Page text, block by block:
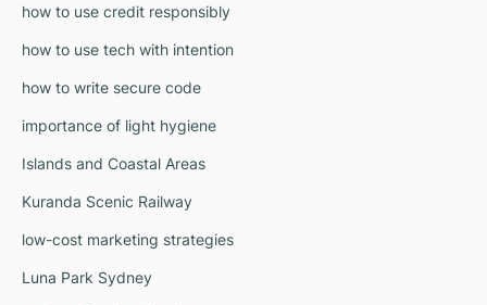
how to use credit responsibly
how to use tech with intention
how to write secure code
importance of light hygiene
Islands and Coastal Areas
Kuranda Scenic Railway
low-cost marketing strategies
Luna Park Sydney